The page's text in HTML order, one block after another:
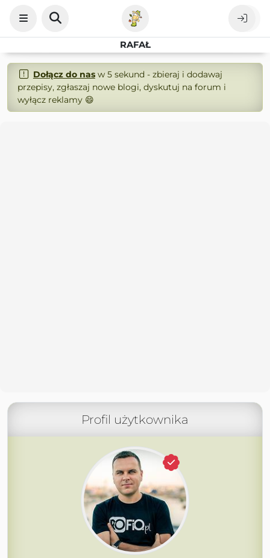
RAFAŁ
Dołącz do nasw 5 sekund - zbieraj i dodawaj
przepisy, zgłaszaj nowe blogi, dyskutuj na forum i
wyłącz reklamy 😄
Profil użytkownika